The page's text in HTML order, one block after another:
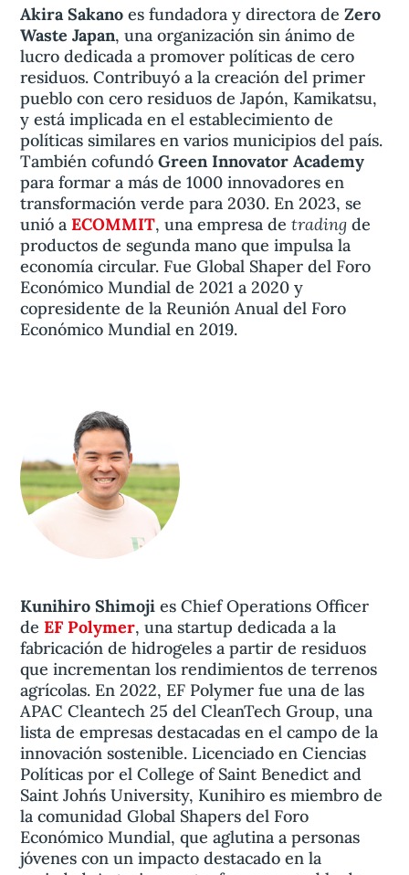
Akira Sakano es fundadora y directora deZero
Waste Japan, una organización sin ánimo de
lucro dedicada a promover políticas de cero
residuos. Contribuyó a la creación del primer
pueblo con cero residuos de Japón, Kamikatsu,
y está implicada en el establecimiento de
políticas similares en varios municipios del país.
También cofundóGreen Innovator Academy
para formar a más de 1000 innovadores en
transformación verde para 2030. En 2023, se
unió aECOMMIT, una empresa detradingde
productos de segunda mano que impulsa la
economía circular. Fue Global Shaper del Foro
Económico Mundial de 2021 a 2020 y
copresidente de la Reunión Anual del Foro
Económico Mundial en 2019.
Kunihiro Shimoji es Chief Operations Officer
deEF Polymer, una startup dedicada a la
fabricación de hidrogeles a partir de residuos
que incrementan los rendimientos de terrenos
agrícolas. En 2022, EF Polymer fue una de las
APAC Cleantech 25 del CleanTech Group, una
lista de empresas destacadas en el campo de la
innovación sostenible. Licenciado en Ciencias
Políticas por el College of Saint Benedict and
Saint John´s University, Kunihiro es miembro de
la comunidad Global Shapers del Foro
Económico Mundial, que aglutina a personas
jóvenes con un impacto destacado en la